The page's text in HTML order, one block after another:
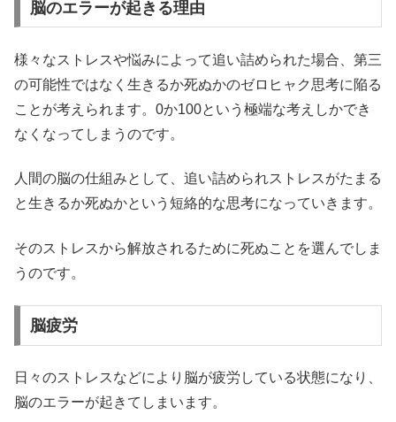
脳のエラーが起きる理由
様々なストレスや悩みによって追い詰められた場合、第三
の可能性ではなく生きるか死ぬかのゼロヒャク思考に陥る
ことが考えられます。0か100という極端な考えしかでき
なくなってしまうのです。
人間の脳の仕組みとして、追い詰められストレスがたまる
と生きるか死ぬかという短絡的な思考になっていきます。
そのストレスから解放されるために死ぬことを選んでしま
うのです。
脳疲労
日々のストレスなどにより脳が疲労している状態になり、
脳のエラーが起きてしまいます。